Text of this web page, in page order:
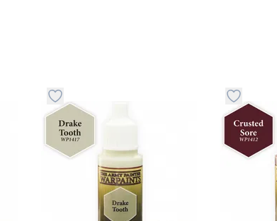
u kategoriju omiljeno
Dugme za dodavanje stvari u kategorijuDugme